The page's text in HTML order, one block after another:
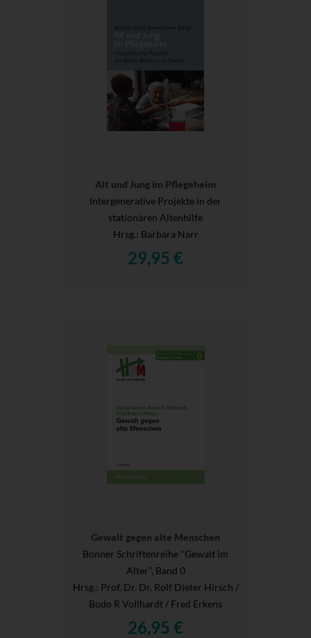
Alt und Jung im Pflegeheim
Intergenerative Projekte in der
stationären Altenhilfe
Hrsg.: Barbara Narr
29,95 €
Gewalt gegen alte Menschen
Bonner Schriftenreihe "Gewalt im
Alter", Band 0
Hrsg.: Prof. Dr. Dr. Rolf Dieter Hirsch /
Bodo R Vollhardt / Fred Erkens
26,95 €